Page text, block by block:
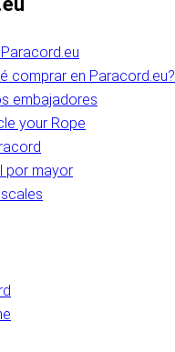
comprar en Paracord.eu?
embajadores
your Rope
por mayor